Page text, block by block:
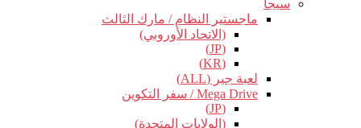
سيجا
ماجستير النظام / مارك الثالث
(الاتحاد الأوروبي)
(JP)
(KR)
لعبة جير (ALL)
Mega Drive / سفر التكوين
(JP)
(الولايات المتحدة)